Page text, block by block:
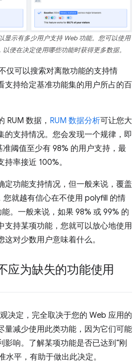
显示有多少用户支持 Web 功能。您可以使用
便在决定使用哪些功能时获得更多数据。
仅可以搜索对离散功能的支持情
支持给定基准功能集的用户所占的百
RUM 数据， RUM 数据分析可让您大
的支持情况。您会发现一个规律，即
准阈值至少有 98% 的用户支持，最
率接近 100%。
定功能支持情况，但一般来说，覆盖
您就越有信心在不使用 polyfill 的情
。一般来说，如果 98% 或 99% 的
支持某项功能，您就可以放心地使用
对少数用户意味着什么。
应为缺失的功能使用
决定，完全取决于您的 Web 应用的
量减少使用此类功能，因为它们可能
影响。了解某项功能是否已达到“刚
水平，有助于做出此决定。